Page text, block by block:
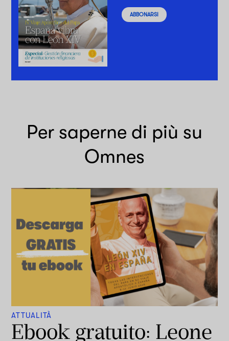
ABBONARSI
Per saperne di più su
Omnes
ATTUALITÀ
Ebook gratuito: Leone